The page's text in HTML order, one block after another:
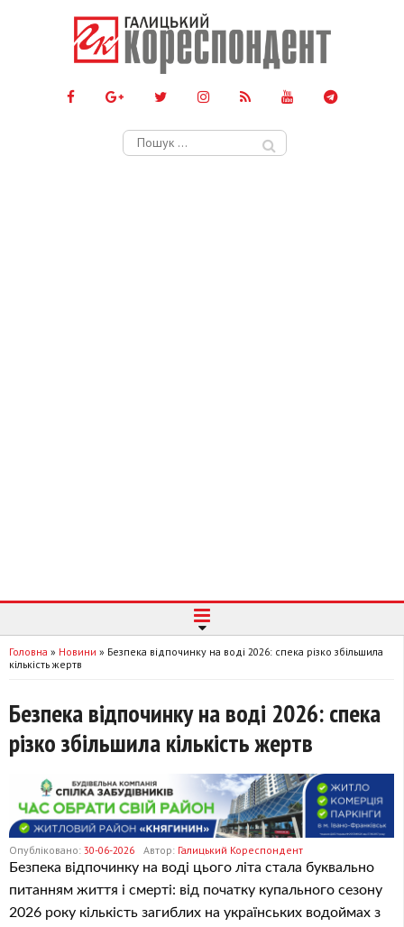
Пошук:
Головна » Новини » Безпека відпочинку на воді 2026: спека різко збільшила
кількість жертв
Безпека відпочинку на воді 2026: спека
різко збільшила кількість жертв
Опубліковано: 30-06-2026 Автор: Галицький Кореспондент
Безпека відпочинку на воді цього літа стала буквально
питанням життя і смерті: від початку купального сезону
2026 року кількість загиблих на українських водоймах з